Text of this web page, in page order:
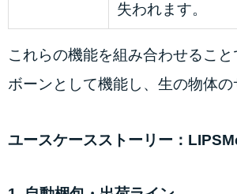
失われます。
これらの機能を組み合わせるこ
ボーンとして機能し、生の物体
ユースケースストーリー：